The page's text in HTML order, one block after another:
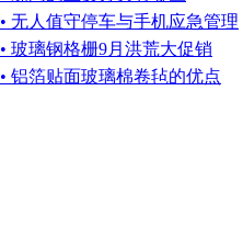
• 无人值守停车与手机应急管理
• 玻璃钢格栅9月洪荒大促销
• 铝箔贴面玻璃棉卷毡的优点